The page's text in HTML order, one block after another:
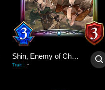
Shin, Enemy of Chaos
Trait : -